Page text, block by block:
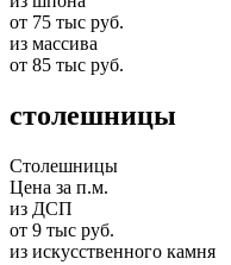
от 75 тыс руб.
из массива
от 85 тыс руб.
столешницы
Столешницы
Цена за п.м.
из ДСП
от 9 тыс руб.
из искусственного камня